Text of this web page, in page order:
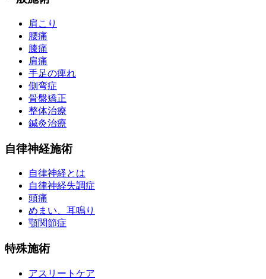
肩こり
腰痛
膝痛
肩痛
手足の痺れ
側弯症
骨盤矯正
整体治療
鍼灸治療
自律神経施術
自律神経とは
自律神経失調症
頭痛
めまい、耳鳴り
顎関節症
特殊施術
アスリートケア